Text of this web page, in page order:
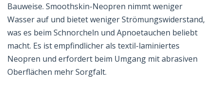
Bauweise. Smoothskin-Neopren nimmt weniger
Wasser auf und bietet weniger Strömungswiderstand,
was es beim Schnorcheln und Apnoetauchen beliebt
macht. Es ist empfindlicher als textil-laminiertes
Neopren und erfordert beim Umgang mit abrasiven
Oberflächen mehr Sorgfalt.